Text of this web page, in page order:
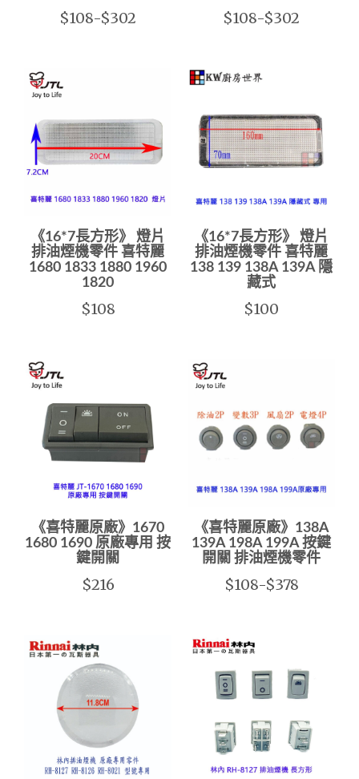
$108-$302 $108-$302
《16*7長方形》 燈片
排油煙機零件 喜特麗
1680 1833 1880 1960
1820
$108
《16*7長方形》 燈片
排油煙機零件 喜特麗
138 139 138A 139A 隱
藏式
$100
《喜特麗原廠》1670
1680 1690 原廠專用 按
鍵開關
$216
《喜特麗原廠》138A
139A 198A 199A 按鍵
開關 排油煙機零件
$108-$378